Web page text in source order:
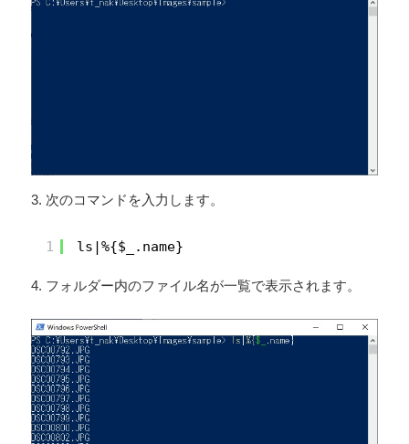
3. 次のコマンドを入力します。
1 ls|%{$_.name}
4. フォルダー内のファイル名が一覧で表示されます。